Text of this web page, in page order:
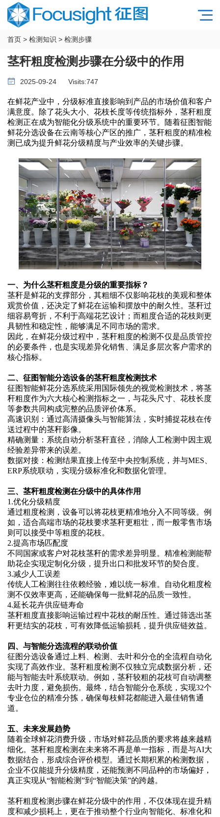
首页 > 检测知识 > 检测步骤
茎秆粗度检测步骤在分级中的作用
2025-09-24 Visits:747
在鲜花产业中，分级标准直接影响到产品的市场价值和客户
满意度。除了花头大小、花枝长度等传统指标外，茎秆粗度
检测正在成为智能化分级系统中的重要环节。随着征图智能
鲜花分选设备在云南等核心产区的推广，茎秆粗度的精准检
测已成为提升鲜花分级精度与产业效率的关键步骤。
一、为什么茎秆粗度是分级的重要指标？
茎秆是鲜花的支撑部分，其粗细不仅影响花枝的美观和整体
观赏价值，还决定了鲜花在运输和摆放中的耐久性。茎秆过
细容易弯折，不利于高端花艺设计；而粗度合适的花枝则更
具韧性和稳定性，能够满足不同市场的需求。
因此，在鲜花分级过程中，茎秆粗度的检测不仅是品质管控
的必要条件，也是实现差异化销售、满足多层次客户需求的
核心指标。
二、征图智能分选设备的茎秆粗度检测技术
征图智能鲜花分选系统采用国际领先的视觉检测技术，将茎
秆粗度作为六大核心检测指标之一，与花头尺寸、花枝长度
等参数共同构成完整的品质评价体系。
高速识别：通过高清摄像头与智能算法，实时捕捉花枝在传
送过程中的茎秆影像。
精确测量：系统自动分析茎秆直径，消除人工检测中因主观
经验差异带来的误差。
数据对接：检测结果直接上传至中央控制系统，并与MES、
ERP系统联动，实现分级标准化和数据化管理。
三、茎秆粗度检测在分级中的具体作用
1.优化分级精度
通过粗度检测，设备可以将花枝更精准地分入不同等级。例
如，适合高端市场的花枝要求茎秆更粗壮，而一般零售市场
则可以接受中等粗度的花枝。
2.提高市场匹配度
不同国家或客户对花枝茎秆的需求差异明显。精准检测能帮
助花企实现定制化分级，提升出口和批发环节的契合度。
3.减少人工误差
传统人工检测往往依赖经验，难以统一标准。自动化粗度检
测不仅效率更高，还能确保每一批鲜花的品质一致性。
4.延长花卉供应链寿命
茎秆粗度直接影响运输过程中花枝的耐压性。通过筛选出茎
秆更结实的花枝，可有效降低运输损耗，提升供应链效益。
四、与智能分选流程的联动价值
征图分选设备通过上料、检测、去叶和分仓的全流程自动化
实现了高效作业。茎秆粗度检测不仅独立完成数据分析，还
能与智能去叶系统联动。例如，茎秆较粗的花枝可自动调整
去叶力度，避免损伤。最终，结合智能分仓系统，实现32个
专业仓位的精准分拣，确保每枝鲜花都能进入最佳销售通
道。
五、未来发展趋势
随着全球鲜花消费升级，市场对鲜花品质的要求将越来越精
细化。茎秆粗度检测在未来将不再是单一指标，而是与AI大
数据结合，形成综合评价模型。通过长期积累的检测数据，
企业不仅能提升分级精度，还能预测不同品种的市场偏好，
真正实现从“智能检测”到“智能决策”的跨越。
茎秆粗度检测步骤在鲜花分级中的作用，不仅体现在提升精
度和减少损耗上，更在于推动整个行业向智能化、标准化和